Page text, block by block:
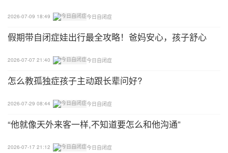
2026-07-09 18:49 今日自闭症
假期带自闭症娃出行最全攻略！爸妈安心，孩子舒心
2026-07-07 21:40 今日自闭症
怎么教孤独症孩子主动跟长辈问好?
2026-07-29 08:44 今日自闭症
“他就像天外来客一样,不知道要怎么和他沟通”
2026-07-17 21:12 今日自闭症